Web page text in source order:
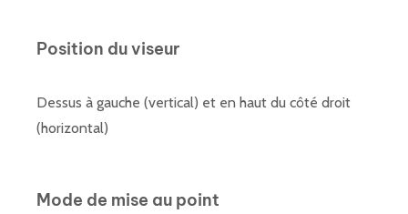
Position du viseur
Dessus à gauche (vertical) et en haut du côté droit
(horizontal)
Mode de mise au point